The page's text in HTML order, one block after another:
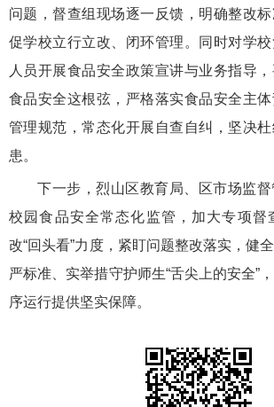
问题，督查组现场逐一反馈，明确整改
促学校立行立改、闭环管理。同时对学
人员开展食品安全政策宣讲与业务指导
食品安全这根弦，严格落实食品安全主
管理规范，常态化开展自查自纠，坚决
患。
下一步，烈山区教育局、区市场监
校园食品安全常态化监管，加大专项督
改“回头看”力度，紧盯问题整改落实，健
严标准、实举措守护师生“舌尖上的安全”
序运行提供坚实保障。